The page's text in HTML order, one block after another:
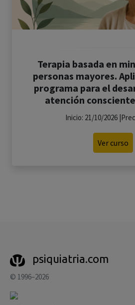
Terapia basada en
personas mayores.
programa para el
atención
Inicio: 21/10/2026
Ver curso
psiquiatria.com
© 1996–2026